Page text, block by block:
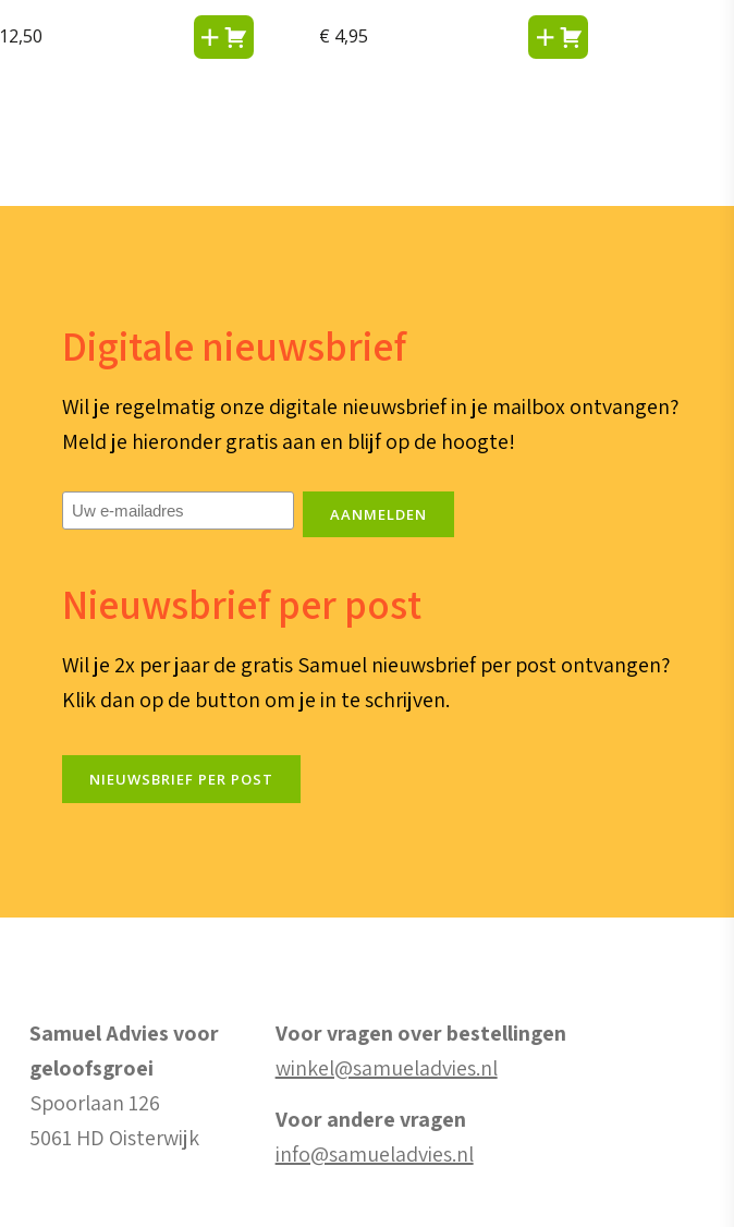
12,50 € 4,95
Digitale nieuwsbrief
Wil je regelmatig onze digitale nieuwsbrief in je mailbox ontvangen?
Meld je hieronder gratis aan en blijf op de hoogte!
E-
mailadres(Vereist)
AANMELDEN
Nieuwsbrief per post
Wil je 2x per jaar de gratis Samuel nieuwsbrief per post ontvangen?
Klik dan op de button om je in te schrijven.
NIEUWSBRIEF PER POST
Samuel Advies voor
geloofsgroei
Spoorlaan 126
5061 HD Oisterwijk
Voor vragen over bestellingen
winkel@samueladvies.nl
Voor andere vragen
info@samueladvies.nl